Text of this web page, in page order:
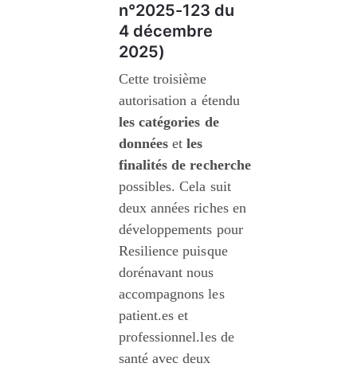
n°2025-123 du
4 décembre
2025)
Cette troisième
autorisation a étendu
les catégories de
données et les
finalités de recherche
possibles. Cela suit
deux années riches en
développements pour
Resilience puisque
dorénavant nous
accompagnons les
patient.es et
professionnel.les de
santé avec deux